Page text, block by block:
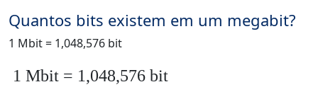
Quantos bits existem em um megabit?
1 Mbit = 1,048,576 bit
1 Mbit = 1,048,576 bit